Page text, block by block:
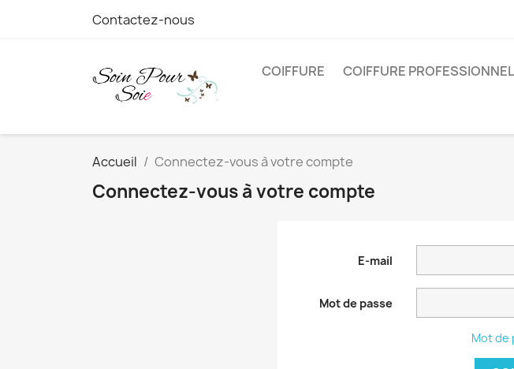
Contactez-nous
COIFFURE COIFFURE PROFESSIONNEL
Accueil Connectez-vous à votre compte
Connectez-vous à votre compte
E-mail
Mot de passe
Mot de